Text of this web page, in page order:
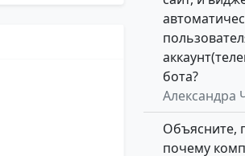
бота?
Александра
Объясните,
почему